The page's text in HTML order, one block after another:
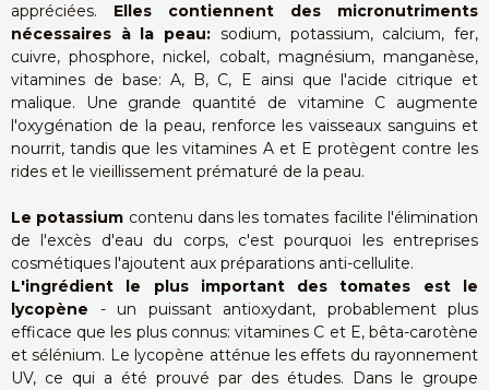
appréciées. Elles contiennent des micronutriments
nécessaires à la peau: sodium, potassium, calcium, fer,
cuivre, phosphore, nickel, cobalt, magnésium, manganèse,
vitamines de base: A, B, C, E ainsi que l'acide citrique et
malique. Une grande quantité de vitamine C augmente
l'oxygénation de la peau, renforce les vaisseaux sanguins et
nourrit, tandis que les vitamines A et E protègent contre les
rides et le vieillissement prématuré de la peau.
Le potassium contenu dans les tomates facilite l'élimination
de l'excès d'eau du corps, c'est pourquoi les entreprises
cosmétiques l'ajoutent aux préparations anti-cellulite.
L'ingrédient le plus important des tomates est le
lycopène - un puissant antioxydant, probablement plus
efficace que les plus connus: vitamines C et E, bêta-carotène
et sélénium. Le lycopène atténue les effets du rayonnement
UV, ce qui a été prouvé par des études. Dans le groupe